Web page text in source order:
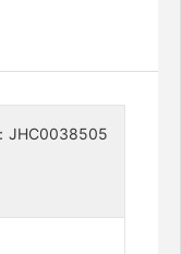
JHC0038505